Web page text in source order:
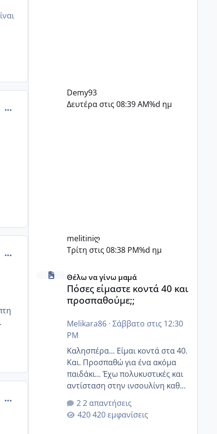
comment_1281260
comment_1281336
comment_1281509
Demy93
Δευτέρα στις 08:39 AM%d ημ
melitiniღ
Τρίτη στις 08:38 PM%d ημ
Πόσες είμαστε κοντά 40 και προσπαθούμε;;
Θέλω να γίνω μαμά
Πόσες είμαστε κοντά 40 και
προσπαθούμε;;
Melikara86· Σάββατο στις 12:30
PM
Καλησπέρα... Είμαι κοντά στα 40.
Και. Προσπαθώ για ένα ακόμα
παιδάκι... Έχω πολυκυστικές και
αντίσταση στην ινσουλίνη καθώς
και χάσιμοτο! Έχω λίγα κιλά
παραπάνω και όσο κ αν
προσπαθώ δεν χάνω εύκολα!
2 απαντήσεις
420 εμφανίσεις